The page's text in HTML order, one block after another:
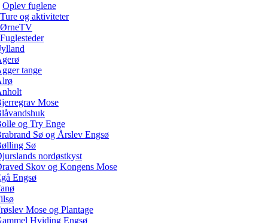
Oplev fuglene
Ture og aktiviteter
ØrneTV
Fuglesteder
tange
Mose
og Try Enge
Sø og Årslev Engsø
Sø
nordøstkyst
Skov og Kongens Mose
Engsø
Mose og Plantage
Hviding Engsø